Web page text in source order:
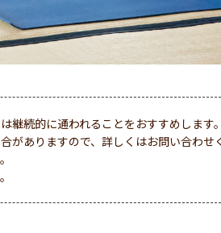
継続的に通われることをおすすめします。
がありますので、詳しくはお問い合わせ